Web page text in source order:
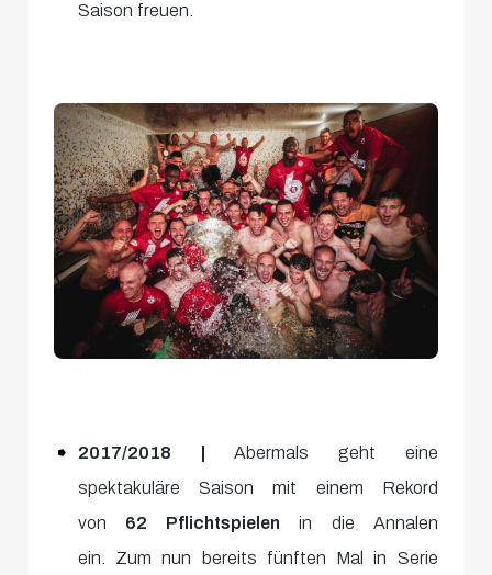
Saison freuen.
2017/2018 |Abermals geht eine
spektakuläre Saison mit einem Rekord
von 62 Pflichtspielen in die Annalen
ein. Zum nun bereits fünften Mal in Serie